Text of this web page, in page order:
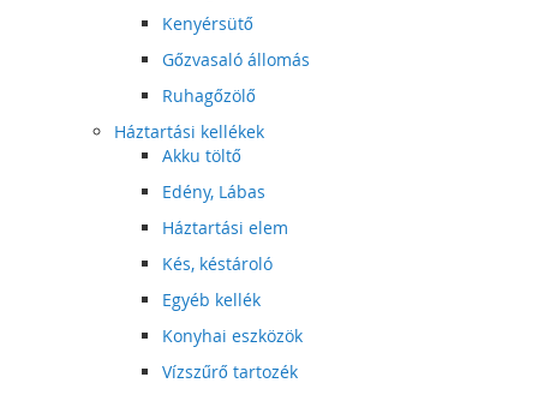
Kenyérsütő
Gőzvasaló állomás
Ruhagőzölő
Háztartási kellékek
Akku töltő
Edény, Lábas
Háztartási elem
Kés, késtároló
Egyéb kellék
Konyhai eszközök
Vízszűrő tartozék